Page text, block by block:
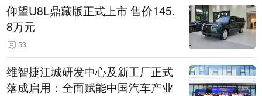
仰望U8L鼎藏版正式上市 售价145.
8万元
53
维智捷江城研发中心及新工厂正式
落成启用：全面赋能中国汽车产业